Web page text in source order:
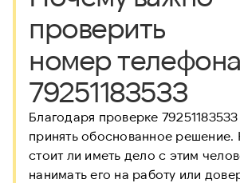
проверить
номер телефона
79251183533
Благодаря проверке
принять обоснованное
стоит ли иметь дело с этим
нанимать его на работу или